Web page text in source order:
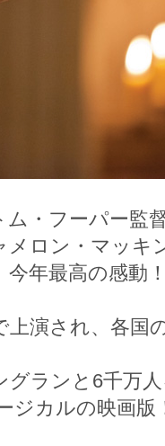
ム・フーパー監
メロン・マッキ
年最高の感動
上演され、各国
グランと6千万
ジカルの映画版